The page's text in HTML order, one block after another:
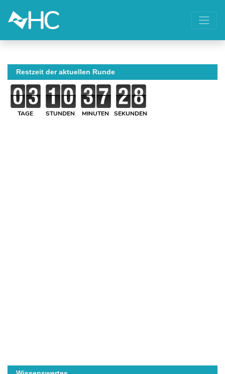
Restzeit der aktuellen Runde
TAGE STUNDEN MINUTEN SEKUNDEN